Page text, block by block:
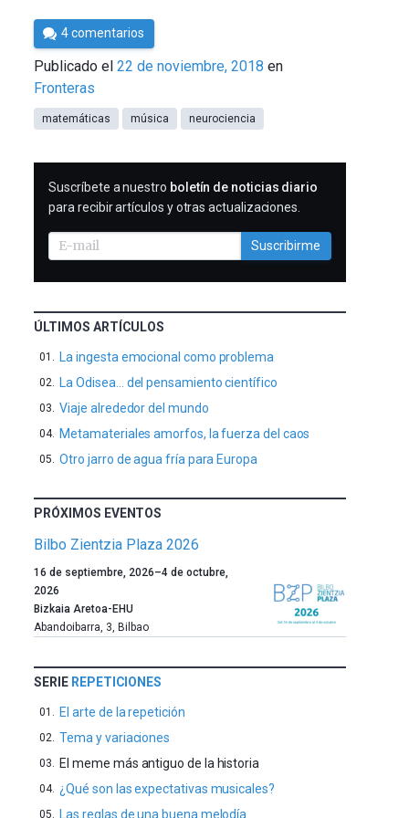
Por
César
Tomé
4 comentarios
Publicado el22 de noviembre, 2018 en
Fronteras
matemáticas música neurociencia
SUSCRIBIRME
Suscríbete a nuestro boletín de noticias diario
para recibir artículos y otras actualizaciones.
Suscribirme
SERIE REPETICIONES
El arte de la repetición
Tema y variaciones
El meme más antiguo de la historia
¿Qué son las expectativas musicales?
Las reglas de una buena melodía
ÚLTIMOS ARTÍCULOS
La ingesta emocional como problema
La Odisea… del pensamiento científico
Viaje alrededor del mundo
Metamateriales amorfos, la fuerza del caos
Otro jarro de agua fría para Europa
PRÓXIMOS EVENTOS
Bilbo Zientzia Plaza 2026
Un
año
más,
Bilbao
bienvenida
otoño
con
de
la
16 de septiembre, 2026–4 de octubre,
2026
Bizkaia Aretoa-EHU
Abandoibarra, 3, Bilbao